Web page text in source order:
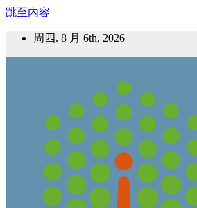
跳至内容
周四. 8 月 6th, 2026